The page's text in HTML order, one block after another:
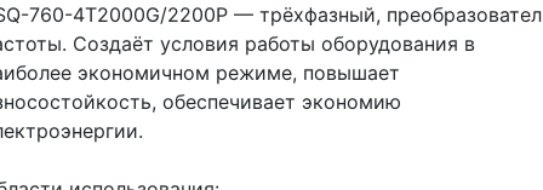
760-4T2000G/2200P — трёхфазный,
Создаёт условия работы оборудования в
экономичном режиме, повышает
обеспечивает экономию